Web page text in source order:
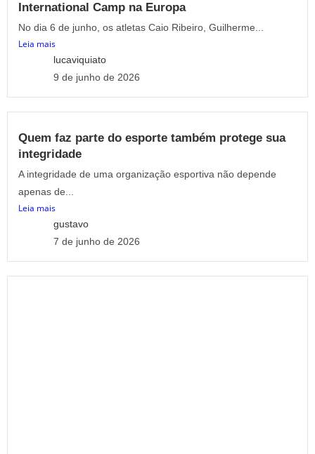
International Camp na Europa
No dia 6 de junho, os atletas Caio Ribeiro, Guilherme...
Leia mais
lucaviquiato
9 de junho de 2026
Quem faz parte do esporte também protege sua
integridade
A integridade de uma organização esportiva não depende
apenas de...
Leia mais
gustavo
7 de junho de 2026